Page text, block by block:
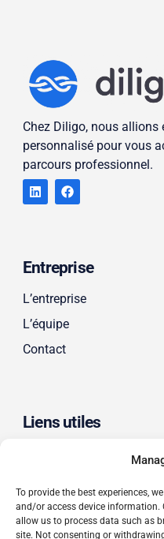
To provide the best experiences,
and/or access device information.
allow us to process data such as
site. Not consenting or
Chez Diligo, nous allions
personnalisé pour vous
parcours professionnel.
Entreprise
L’entreprise
L’équipe
Contact
Liens utiles
Politique de confidentialité
Disclaimer
Termes de conditions